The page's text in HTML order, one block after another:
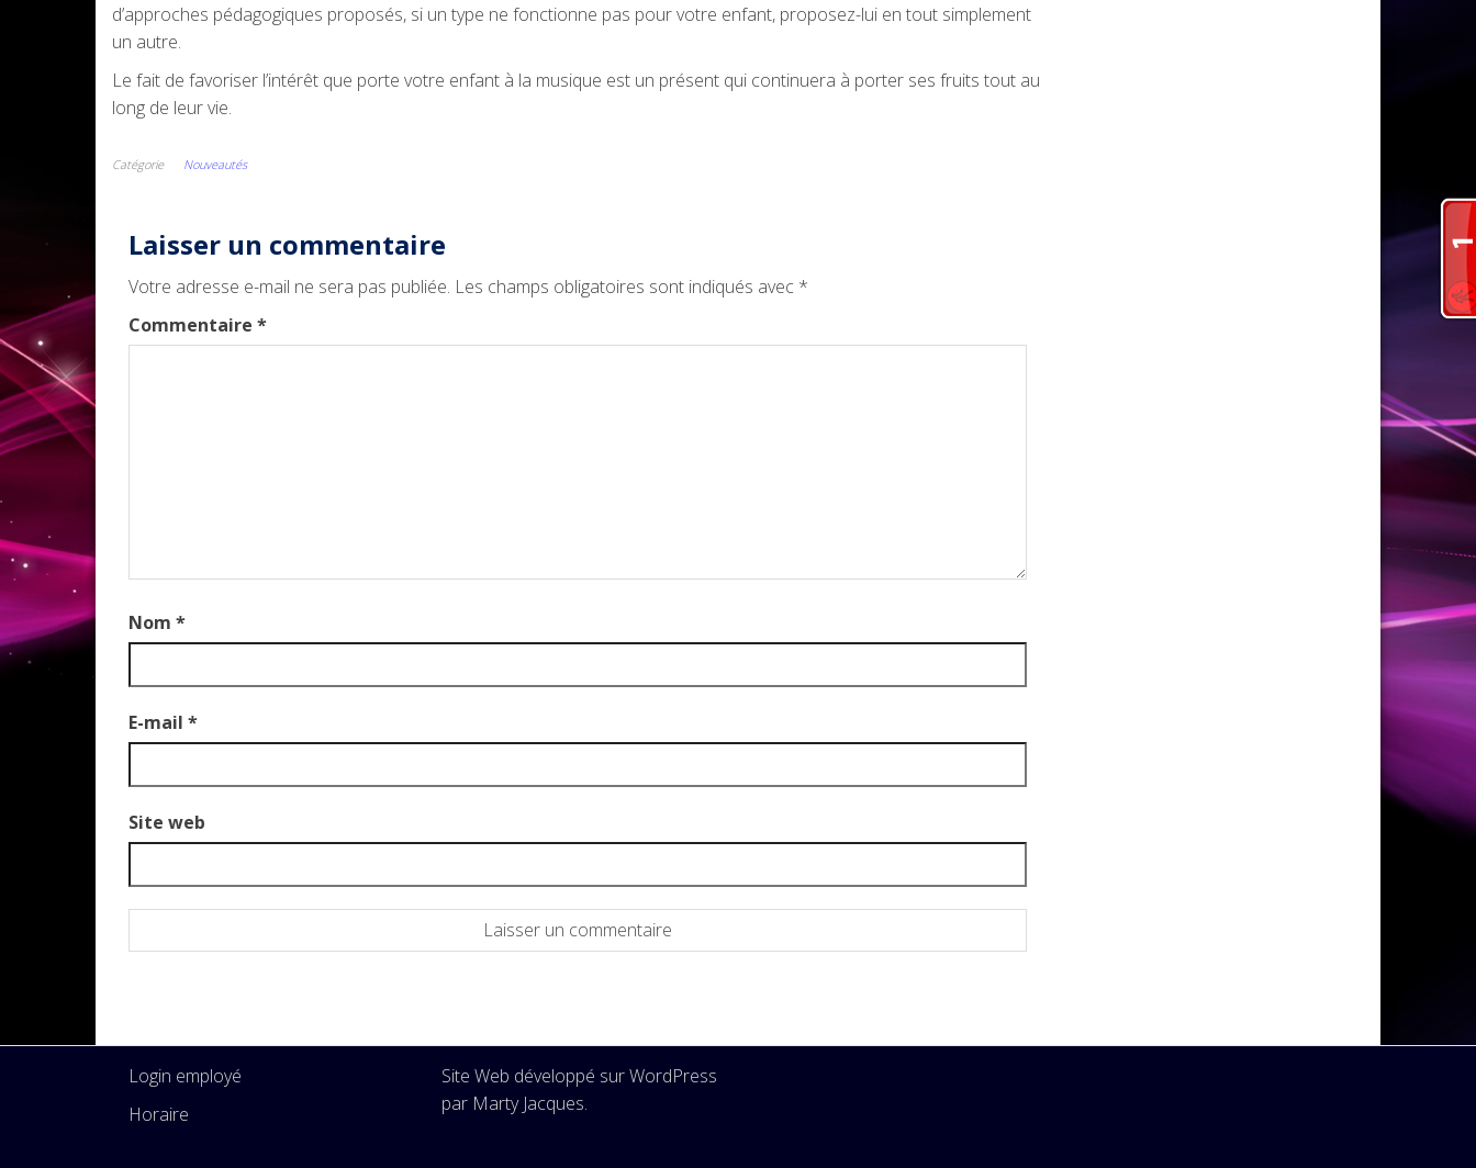
d’approches pédagogiques proposés, si un type ne fonctionne pas pour votre enfant, proposez-lui en tout simplement
un autre.
Le fait de favoriser l’intérêt que porte votre enfant à la musique est un présent qui continuera à porter ses fruits tout au
long de leur vie.
Catégorie Nouveautés
Laisser un commentaire
Votre adresse e-mail ne sera pas publiée. Les champs obligatoires sont indiqués avec *
Commentaire *
Nom *
E-mail *
Site web
Login employé
Horaire
Site Web développé sur WordPress
par Marty Jacques.